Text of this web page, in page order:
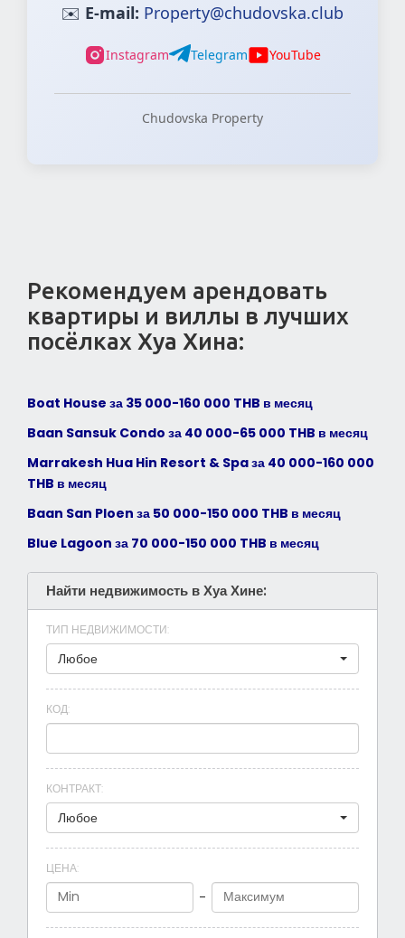
✉️ E-mail: Property@chudovska.club
Instagram Telegram YouTube
Chudovska Property
Рекомендуем арендовать
квартиры и виллы в лучших
посёлках Хуа Хина:
Boat House за 35 000-160 000 THB в месяц
Baan Sansuk Condo за 40 000-65 000 THB в месяц
Marrakesh Hua Hin Resort & Spaза 40 000-160 000
THB в месяц
Baan San Ploen за 50 000-150 000 THB в месяц
Blue Lagoon за 70 000-150 000 THB в месяц
Найти недвижимость в Хуа Хине:
ТИП НЕДВИЖИМОСТИ:
Любое
КОД:
КОНТРАКТ:
Любое
ЦЕНА:
-